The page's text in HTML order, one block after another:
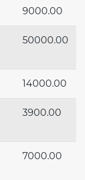
9000.00
50000.00
14000.00
3900.00
7000.00